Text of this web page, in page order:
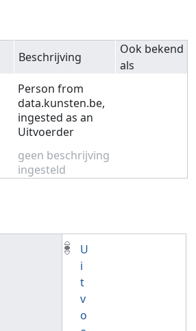
Beschrijving
Ook bekend
als
Person from
data.kunsten.be,
ingested as an
Uitvoerder
geen beschrijving
ingesteld
U
i
t
v
o